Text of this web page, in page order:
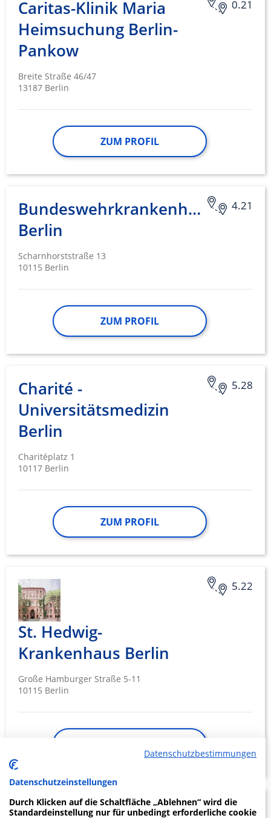
0.21
Caritas-Klinik Maria
Heimsuchung Berlin-
Pankow
Breite Straße 46/47
13187 Berlin
ZUM PROFIL
4.21
Bundeswehrkrankenhaus
Berlin
Scharnhorststraße 13
10115 Berlin
ZUM PROFIL
5.28
Charité -
Universitätsmedizin
Berlin
Charitéplatz 1
10117 Berlin
ZUM PROFIL
5.22
St. Hedwig-
Krankenhaus Berlin
Große Hamburger Straße 5-11
10115 Berlin
3.68
Vivantes Klinikum im
Datenschutzbestimmungen
Datenschutzeinstellungen
Durch Klicken auf die Schaltfläche „Ablehnen“ wird die
Standardeinstellung nur für unbedingt erforderliche cookie